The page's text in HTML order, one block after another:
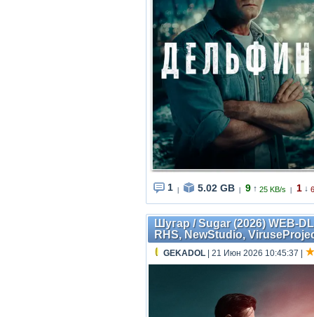
1 5.02 GB 9 ↑ 25 KB/s 1 ↓
Шугар / Sugar (2026) WEB-
RHS, NewStudio,
GEKADOL | 21 Июн 2026 10:45:37